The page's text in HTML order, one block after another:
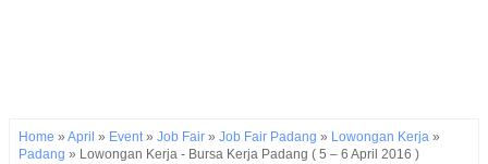
Home » April » Event» Job Fair » Job Fair Padang » Lowongan Kerja »
Padang » Lowongan Kerja - Bursa Kerja Padang ( 5 – 6 April 2016 )